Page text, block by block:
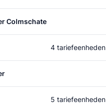
Colmschate
4 tariefeenheden
5 tariefeenheden